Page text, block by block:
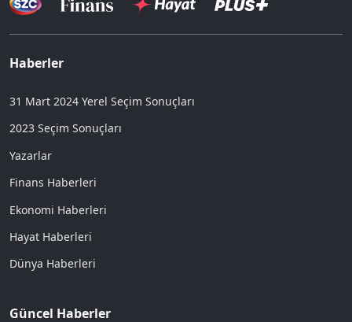
Haberler
31 Mart 2024 Yerel Seçim Sonuçları
2023 Seçim Sonuçları
Yazarlar
Finans Haberleri
Ekonomi Haberleri
Hayat Haberleri
Dünya Haberleri
Güncel Haberler